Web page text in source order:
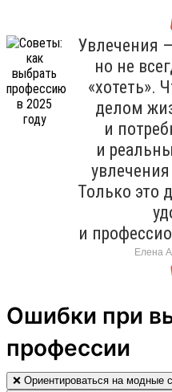
Увлечения
но не
«хотеть».
делом
и
и
Только это
и
Елена
Ошибки при
профессии
❌ Ориентироваться на модные